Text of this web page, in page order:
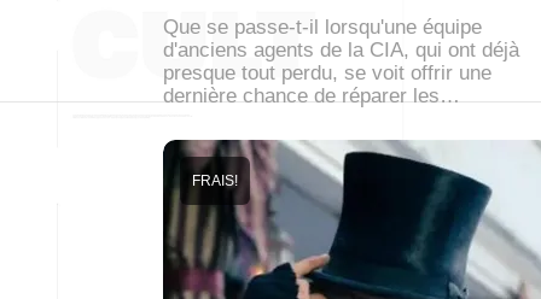
Que se passe-t-il lorsqu'une équipe
d'anciens agents de la CIA, qui ont déjà
presque tout perdu, se voit offrir une
dernière chance de réparer les…
FRAIS!